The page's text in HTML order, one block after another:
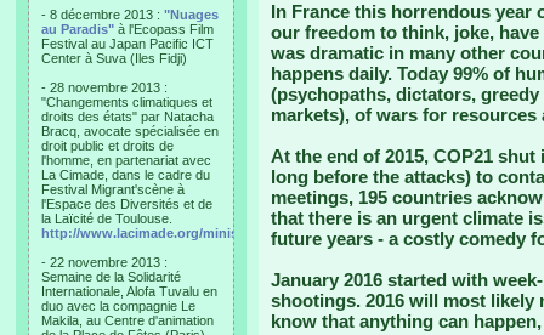
- 8 décembre 2013 : "Nuages
au Paradis" à l'Ecopass Film
Festival au Japan Pacific ICT
Center à Suva (Iles Fidji)
- 28 novembre 2013 :
"Changements climatiques et
droits des états" par Natacha
Bracq, avocate spécialisée en
droit public et droits de
l'homme, en partenariat avec
La Cimade, dans le cadre du
Festival Migrant'scène à
l'Espace des Diversités et de
la Laïcité de Toulouse.
http://www.lacimade.org/minisites/migrantscene
- 22 novembre 2013 :
Semaine de la Solidarité
Internationale, Alofa Tuvalu en
duo avec la compagnie Le
Makila, au Centre d'animation
In France this horrendous year
our freedom to think, joke,
was dramatic in many other
happens daily. Today 99% of
(psychopaths, dictators,
markets), of wars for
At the end of 2015, COP21
long before the attacks) to
meetings, 195 countries
that there is an urgent climate
future years - a costly comedy
January 2016 started with
shootings. 2016 will most likely
know that anything can